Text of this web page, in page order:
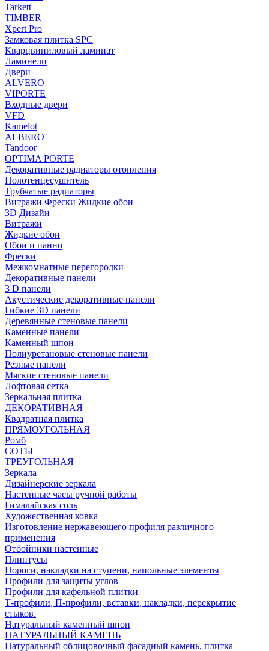
Tarkett
TIMBER
Xpert Pro
Замковая плитка SPC
Кварцвиниловый ламинат
Ламинели
Двери
ALVERO
VIPORTE
Входные двери
VFD
Kamelot
ALBERO
Tandoor
OPTIMA PORTE
Декоративные радиаторы отопления
Полотенцесушитель
Трубчатые радиаторы
Витражи Фрески Жидкие обои
3D Дизайн
Витражи
Жидкие обои
Обои и панно
Фрески
Межкомнатные перегородки
Декоративные панели
3 D панели
Акустические декоративные панели
Гибкие 3D панели
Деревянные стеновые панели
Каменные панели
Каменный шпон
Полиуретановые стеновые панели
Резные панели
Мягкие стеновые панели
Лофтовая сетка
Зеркальная плитка
ДЕКОРАТИВНАЯ
Квадратная плитка
ПРЯМОУГОЛЬНАЯ
Ромб
СОТЫ
ТРЕУГОЛЬНАЯ
Зеркала
Дизайнерские зеркала
Настенные часы ручной работы
Гималайская соль
Художественная ковка
Изготовление нержавеющего профиля различного
применения
Отбойники настенные
Плинтусы
Пороги, накладки на ступени, напольные элементы
Профили для защиты углов
Профили для кафельной плитки
Т-профили, П-профили, вставки, накладки, перекрытие
стыков.
Натуральный каменный шпон
НАТУРАЛЬНЫЙ КАМЕНЬ
Натуральный облицовочный фасадный камень, плитка